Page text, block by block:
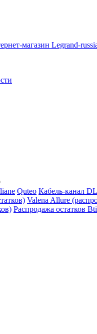
магазин Legrand-
Quteo Кабель-канал
Valena Allure
Распродажа остатков